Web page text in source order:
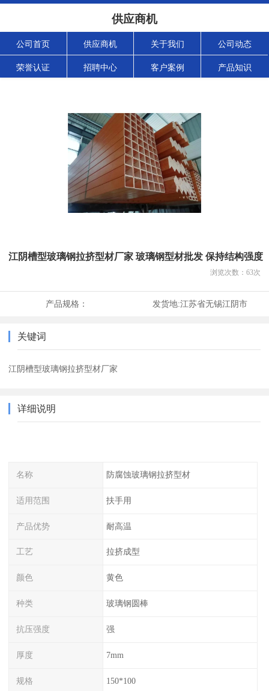
供应商机
公司首页 供应商机 关于我们 公司动态
荣誉认证 招聘中心 客户案例 产品知识
江阴槽型玻璃钢拉挤型材厂家 玻璃钢型材批发 保持结构强度
浏览次数： 63次
产品规格： 发货地:江苏省无锡江阴市
关键词
江阴槽型玻璃钢拉挤型材厂家
详细说明
名称 防腐蚀玻璃钢拉挤型材
适用范围 扶手用
产品优势 耐高温
工艺 拉挤成型
颜色 黄色
种类 玻璃钢圆棒
抗压强度 强
厚度 7mm
规格 150*100